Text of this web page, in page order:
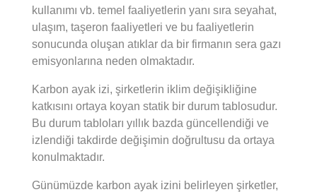
kullanımı vb. temel faaliyetlerin yanı sıra seyahat,
ulaşım, taşeron faaliyetleri ve bu faaliyetlerin
sonucunda oluşan atıklar da bir firmanın sera gazı
emisyonlarına neden olmaktadır.
Karbon ayak izi, şirketlerin iklim değişikliğine
katkısını ortaya koyan statik bir durum tablosudur.
Bu durum tabloları yıllık bazda güncellendiği ve
izlendiği takdirde değişimin doğrultusu da ortaya
konulmaktadır.
Günümüzde karbon ayak izini belirleyen şirketler,